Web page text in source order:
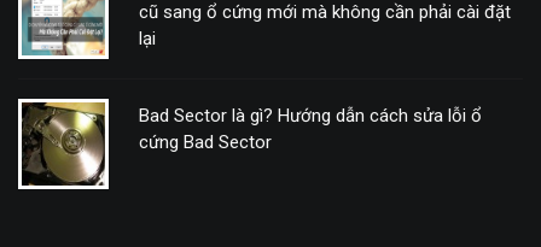
cũ sang ổ cứng mới mà không cần phải cài đặt
lại
Bad Sector là gì? Hướng dẫn cách sửa lỗi ổ
cứng Bad Sector